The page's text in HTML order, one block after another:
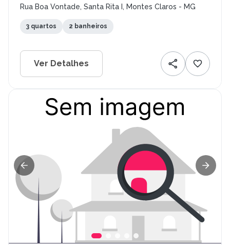
Rua Boa Vontade, Santa Rita I, Montes Claros - MG
3 quartos 2 banheiros
Ver Detalhes